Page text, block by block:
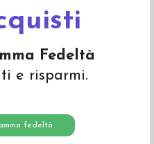
Fedeltà
e risparmi.
fedeltà